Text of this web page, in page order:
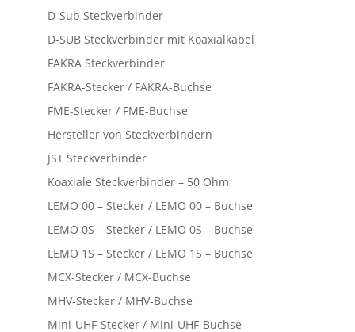
D-Sub Steckverbinder
D-SUB Steckverbinder mit Koaxialkabel
FAKRA Steckverbinder
FAKRA-Stecker / FAKRA-Buchse
FME-Stecker / FME-Buchse
Hersteller von Steckverbindern
JST Steckverbinder
Koaxiale Steckverbinder – 50 Ohm
LEMO 00 – Stecker / LEMO 00 – Buchse
LEMO 0S – Stecker / LEMO 0S – Buchse
LEMO 1S – Stecker / LEMO 1S – Buchse
MCX-Stecker / MCX-Buchse
MHV-Stecker / MHV-Buchse
Mini-UHF-Stecker / Mini-UHF-Buchse